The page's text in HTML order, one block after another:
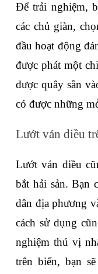
Để trải nghiệm,
các chủ giàn,
đầu hoạt động
được phát một
được quây sẵn
có được những
Lướt ván diều
Lướt ván diều
bắt hải sản. Bạn
dân địa phương
cách sử dụng
nghiệm thú vị
trên biển, bạn